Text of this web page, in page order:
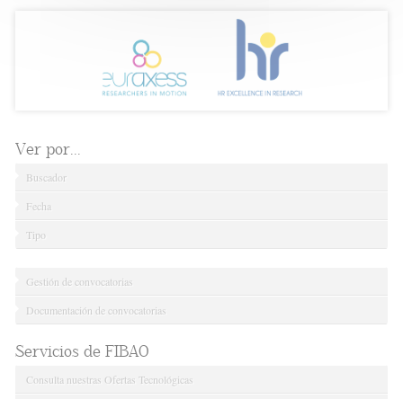
Ver por...
Buscador
Fecha
Tipo
Gestión de convocatorias
Documentación de convocatorias
Servicios de FIBAO
Consulta nuestras Ofertas Tecnológicas